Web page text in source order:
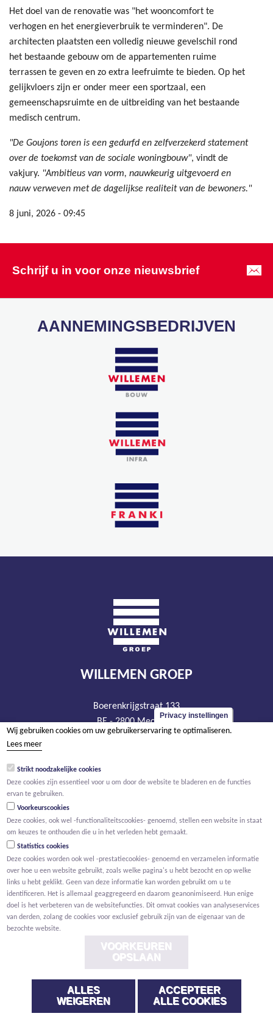
Het doel van de renovatie was "het wooncomfort te
verhogen en het energieverbruik te verminderen". De
architecten plaatsten een volledig nieuwe gevelschil rond
het bestaande gebouw om de appartementen ruime
terrassen te geven en zo extra leefruimte te bieden. Op het
gelijkvloers zijn er onder meer een sportzaal, een
gemeenschapsruimte en de uitbreiding van het bestaande
medisch centrum.
"De Goujons toren is een gedurfd en zelfverzekerd statement
over de toekomst van de sociale woningbouw", vindt de
vakjury. "Ambitieus van vorm, nauwkeurig uitgevoerd en
nauw verweven met de dagelijkse realiteit van de bewoners."
8 juni, 2026 - 09:45
Schrijf u in voor onze nieuwsbrief
AANNEMINGSBEDRIJVEN
WILLEMEN GROEP
Boerenkrijgstraat 133
BE - 2800 Mechelen
tel +32 15 569 965
BTW BE 0466.256.432
Privacy Cookies Melding klokkenluider
Privacy instellingen
Wij gebruiken cookies om uw gebruikerservaring te optimaliseren.
Lees meer
Strikt noodzakelijke cookies
Deze cookies zijn essentieel voor u om door de website te bladeren en de functies
ervan te gebruiken.
Voorkeurscookies
Deze cookies, ook wel -functionaliteitscookies- genoemd, stellen een website in staat
om keuzes te onthouden die u in het verleden hebt gemaakt.
Statistics cookies
Deze cookies worden ook wel -prestatiecookies- genoemd en verzamelen informatie
over hoe u een website gebruikt, zoals welke pagina's u hebt bezocht en op welke
links u hebt geklikt. Geen van deze informatie kan worden gebruikt om u te
identificeren. Het is allemaal geaggregeerd en daarom geanonimiseerd. Hun enige
doel is het verbeteren van de websitefuncties. Dit omvat cookies van analyseservices
van derden, zolang de cookies voor exclusief gebruik zijn van de eigenaar van de
bezochte website.
VOORKEUREN
OPSLAAN
ALLES
WEIGEREN
ACCEPTEER
ALLE COOKIES